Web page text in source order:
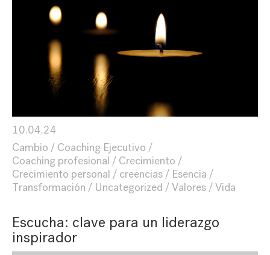
10.04.24
Cambio
Coaching Ejecutivo
Coaching profesional
Crecimiento
Crecimiento personal
creencias
Esencia
Transformación
Uncategorized Valores Vida
Escucha: clave para un liderazgo
inspirador